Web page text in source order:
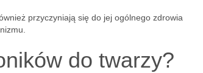
przyczyniają się do jej ogólnego zdrowia
do twarzy?